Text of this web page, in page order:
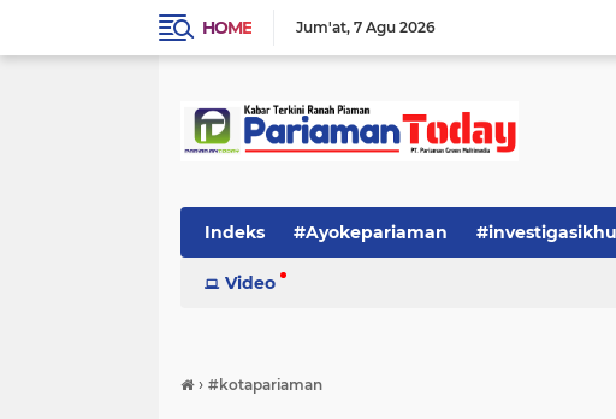
HOME Jum'at 7 Agu 2026
Indeks #Ayokepariaman
Video
› #kotapariaman